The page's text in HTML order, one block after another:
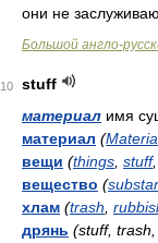
они не
Большой англо-
10
stuff
материал имя
материал (
вещи (things stuff,
вещество (
хлам (trash
дрянь (stuff, trash,